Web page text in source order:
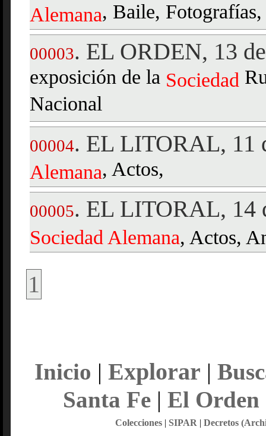
Alemana, Baile, Fotografías,
00003. EL ORDEN, 13
exposición de la Sociedad
Nacional
00004. EL LITORAL, 11
Alemana, Actos,
00005. EL LITORAL, 14
Sociedad Alemana, Actos,
1
Inicio | Explorar |
Santa Fe| El Orden
Colecciones| SIPAR | Decretos